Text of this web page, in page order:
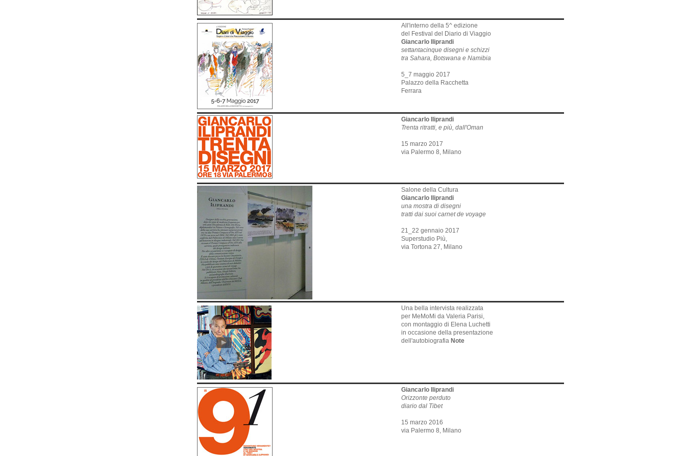
All'interno della 5^ edizione
del Festival del Diario di Viaggio
Giancarlo Iliprandi
settantacinque disegni e schizzi
tra Sahara, Botswana e Namibia
5_7 maggio 2017
Palazzo della Racchetta
Ferrara
Giancarlo Iliprandi
Trenta ritratti, e più, dall'Oman
15 marzo 2017
via Palermo 8, Milano
Salone della Cultura
Giancarlo Iliprandi
una mostra di disegni
tratti dai suoi carnet de voyage
21_22 gennaio 2017
Superstudio Più,
via Tortona 27, Milano
Una bella intervista realizzata
per MeMoMi da Valeria Parisi,
con montaggio di Elena Luchetti
in occasione della presentazione
dell'autobiografia Note
Giancarlo Iliprandi
Orizzonte perduto
diario dal Tibet
15 marzo 2016
via Palermo 8, Milano